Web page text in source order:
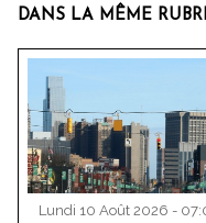
DANS LA MÊME
Lundi 10 Août 2026 -